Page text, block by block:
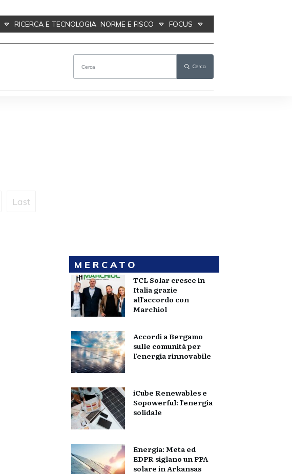
RICERCA E TECNOLOGIA NORME E FISCO FOCUS
Cerca
Last
MERCATO
TCL Solar cresce in
Italia grazie
all’accordo con
Marchiol
Accordi a Bergamo
sulle comunità per
l’energia rinnovabile
iCube Renewables e
Sopowerful: l’energia
solidale
Energia: Meta ed
EDPR siglano un PPA
solare in Arkansas